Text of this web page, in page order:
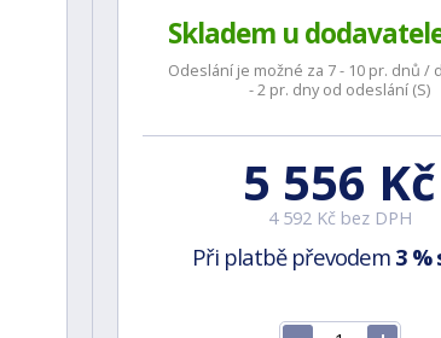
Skladem u
Odeslání je možné za 7 - 10 pr. dnů /
- 2 pr. dny od odeslání (S)
5 556 Kč
4 592 Kč bez DPH
Při platbě převodem 3 %